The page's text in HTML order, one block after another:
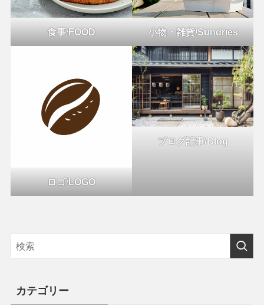
食事/FOOD 小物・雑貨/Sundries
ロゴ/LOGO
ブログ記事/Blog
カテゴリー